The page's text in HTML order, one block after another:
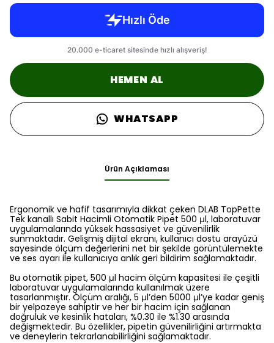
HEMEN AL
WHATSAPP
Ürün Açıklaması
Ergonomik ve hafif tasarımıyla dikkat çeken DLAB TopPette
Tek kanallı Sabit Hacimli Otomatik Pipet 500 μl, laboratuvar
uygulamalarında yüksek hassasiyet ve güvenilirlik
sunmaktadır. Gelişmiş dijital ekranı, kullanıcı dostu arayüzü
sayesinde ölçüm değerlerini net bir şekilde görüntülemekte
ve ses ayarı ile kullanıcıya anlık geri bildirim sağlamaktadır.
Bu otomatik pipet, 500 μl hacim ölçüm kapasitesi ile çeşitli
laboratuvar uygulamalarında kullanılmak üzere
tasarlanmıştır. Ölçüm aralığı, 5 μl’den 5000 μl’ye kadar geniş
bir yelpazeye sahiptir ve her bir hacim için sağlanan
doğruluk ve kesinlik hataları, %0.30 ile %1.30 arasında
değişmektedir. Bu özellikler, pipetin güvenilirliğini artırmakta
ve deneylerin tekrarlanabilirliğini sağlamaktadır.